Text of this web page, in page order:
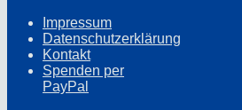
Impressum
Datenschutzerklärung
Kontakt
Spenden per
PayPal